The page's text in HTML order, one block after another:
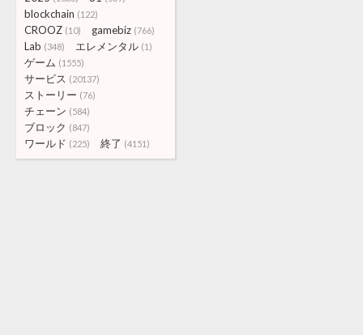
blockchain (122)
CROOZ (10) gamebiz (766)
Lab (348) エレメンタル (1)
ゲーム (1555)
サービス (20137)
ストーリー (76)
チェーン (584)
ブロック (847)
ワールド (225) 終了 (4151)